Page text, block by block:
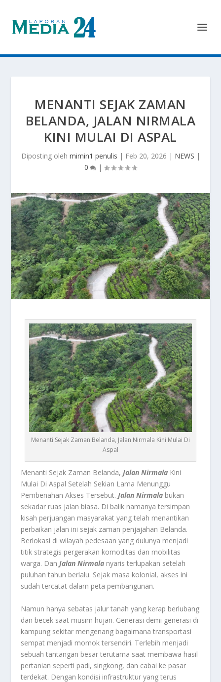
MENANTI SEJAK ZAMAN
BELANDA, JALAN NIRMALA
KINI MULAI DI ASPAL
Diposting oleh mimin1 penulis | Feb 20, 2026 | NEWS |
0
|
Menanti Sejak Zaman Belanda, Jalan Nirmala Kini Mulai Di
Aspal
Menanti Sejak Zaman Belanda,Jalan Nirmala Kini
Mulai Di Aspal Setelah Sekian Lama Menunggu
Pembenahan Akses Tersebut.Jalan Nirmala bukan
sekadar ruas jalan biasa. Di balik namanya tersimpan
kisah perjuangan masyarakat yang telah menantikan
perbaikan jalan ini sejak zaman penjajahan Belanda.
Berlokasi di wilayah pedesaan yang dulunya menjadi
titik strategis pergerakan komoditas dan mobilitas
warga. DanJalan Nirmala nyaris terlupakan setelah
puluhan tahun berlalu. Sejak masa kolonial, akses ini
sudah tercatat dalam peta pembangunan.
Namun hanya sebatas jalur tanah yang kerap berlubang
dan becek saat musim hujan. Generasi demi generasi di
kampung sekitar mengenang bagaimana transportasi
sempat menjadi momok tersendiri. Terlebih menjadi
sebuah tantangan besar terutama saat membawa hasil
pertanian seperti padi, singkong, dan cabai ke pasar
terdekat. Dengan kondisi infrastruktur yang terus